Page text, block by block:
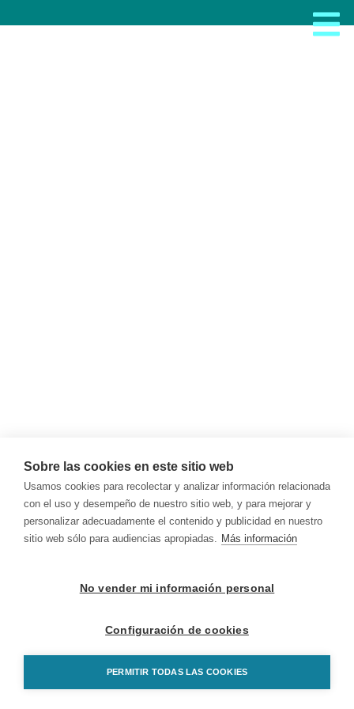
Sobre las cookies en este sitio web
Usamos cookies para recolectar y analizar información relacionada
con el uso y desempeño de nuestro sitio web, y para mejorar y
personalizar adecuadamente el contenido y publicidad en nuestro
sitio web sólo para audiencias apropiadas. Más información
No vender mi información personal
Configuración de cookies
PERMITIR TODAS LAS COOKIES